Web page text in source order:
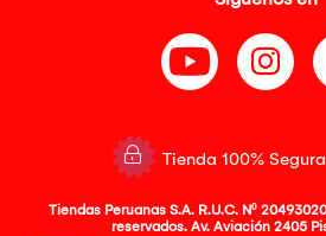
Tienda 100% Segura
Tiendas Peruanas S.A. R.U.C. Nº
reservados. Av. Aviación 2405